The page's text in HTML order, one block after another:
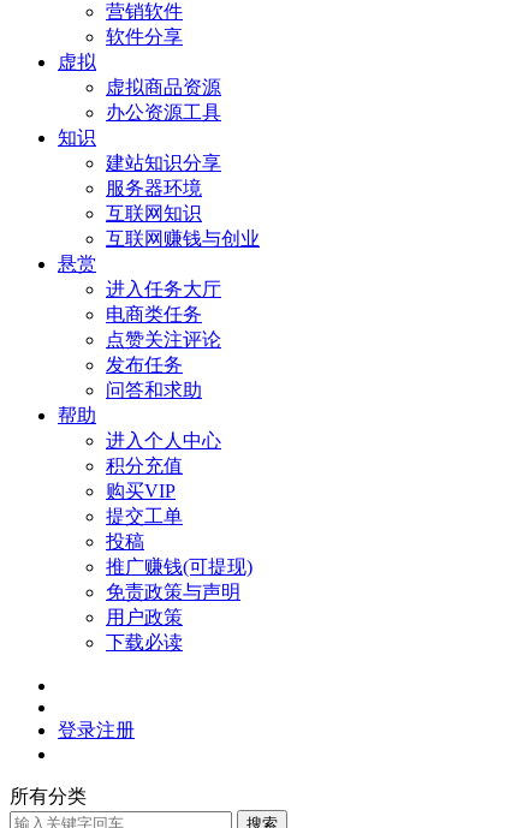
营销软件
软件分享
虚拟
虚拟商品资源
办公资源工具
知识
建站知识分享
服务器环境
互联网知识
互联网赚钱与创业
悬赏
进入任务大厅
电商类任务
点赞关注评论
发布任务
问答和求助
帮助
进入个人中心
积分充值
购买VIP
提交工单
投稿
推广赚钱(可提现)
免责政策与声明
用户政策
下载必读
登录注册
所有分类
搜索